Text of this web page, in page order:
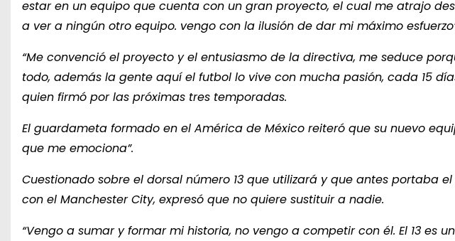
estar en un equipo que cuenta con un gran proyecto, el cual me atrajo
a ver a ningún otro equipo. vengo con la ilusión de dar mi máximo
“Me convenció el proyecto y el entusiasmo de la directiva, me seduce
todo, además la gente aquí el futbol lo vive con mucha pasión, cada 15
quien firmó por las próximas tres temporadas.
El guardameta formado en el América de México reiteró que su nuevo
que me emociona”.
Cuestionado sobre el dorsal número 13 que utilizará y que antes portaba
con el Manchester City, expresó que no quiere sustituir a nadie.
“Vengo a sumar y formar mi historia, no vengo a competir con él. El 13 es